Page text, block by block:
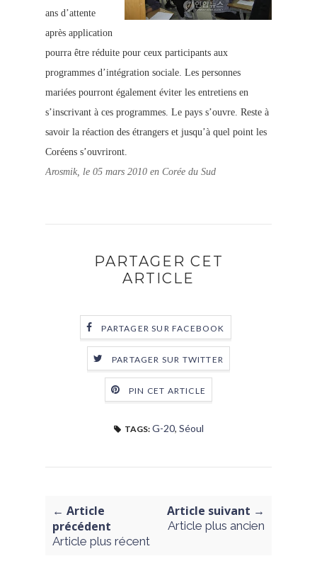
ans d’attente
après application
pourra être réduite pour ceux participants aux
programmes d’intégration sociale. Les personnes
mariées pourront également éviter les entretiens en
s’inscrivant à ces programmes. Le pays s’ouvre. Reste à
savoir la réaction des étrangers et jusqu’à quel point les
Coréens s’ouvriront.
Arosmik, le 05 mars 2010 en Corée du Sud
PARTAGER CET
ARTICLE
PARTAGER SUR FACEBOOK
PARTAGER SUR TWITTER
PIN CET ARTICLE
TAGS: G-20, Séoul
← Article
précédent
Article plus récent
Article suivant →
Article plus ancien